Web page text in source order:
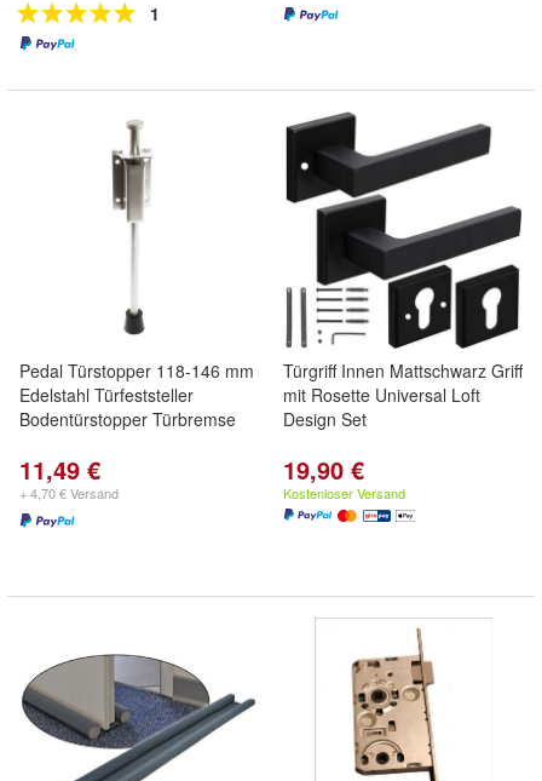
1
Pedal Türstopper 118-146 mm
Edelstahl Türfeststeller
Bodentürstopper Türbremse
11,49 €
+ 4,70 € Versand
Türgriff Innen Mattschwarz Griff
mit Rosette Universal Loft
Design Set
19,90 €
Kostenloser Versand